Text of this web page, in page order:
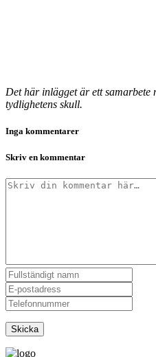
Det här inlägget är ett samarbete
tydlighetens skull.
Inga kommentarer
Skriv en kommentar